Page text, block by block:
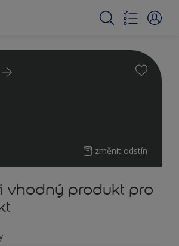
změnit odstín
vhodný produkt pro